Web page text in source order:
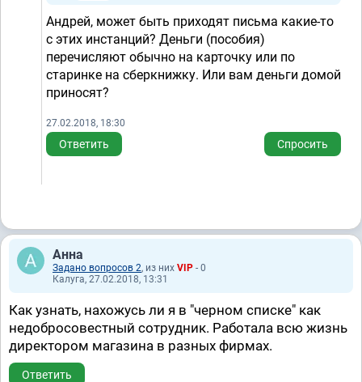
Андрей, может быть приходят письма какие-то
с этих инстанций? Деньги (пособия)
перечисляют обычно на карточку или по
старинке на сберкнижку. Или вам деньги домой
приносят?
27.02.2018, 18:30
Ответить Спросить
Анна
Задано вопросов 2, из них VIP - 0
Калуга, 27.02.2018, 13:31
Как узнать, нахожусь ли я в "черном списке" как
недобросовестный сотрудник. Работала всю жизнь
директором магазина в разных фирмах.
Ответить